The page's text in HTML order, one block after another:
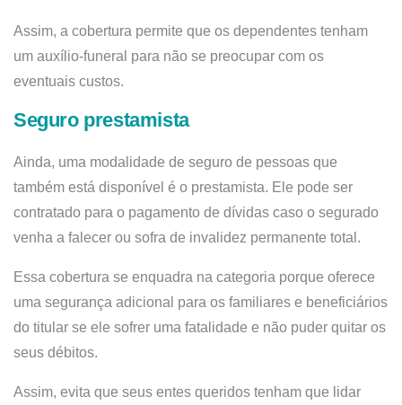
Assim, a cobertura permite que os dependentes tenham
um auxílio-funeral para não se preocupar com os
eventuais custos.
Seguro prestamista
Ainda, uma modalidade de seguro de pessoas que
também está disponível é o prestamista. Ele pode ser
contratado para o pagamento de dívidas caso o segurado
venha a falecer ou sofra de invalidez permanente total.
Essa cobertura se enquadra na categoria porque oferece
uma segurança adicional para os familiares e beneficiários
do titular se ele sofrer uma fatalidade e não puder quitar os
seus débitos.
Assim, evita que seus entes queridos tenham que lidar